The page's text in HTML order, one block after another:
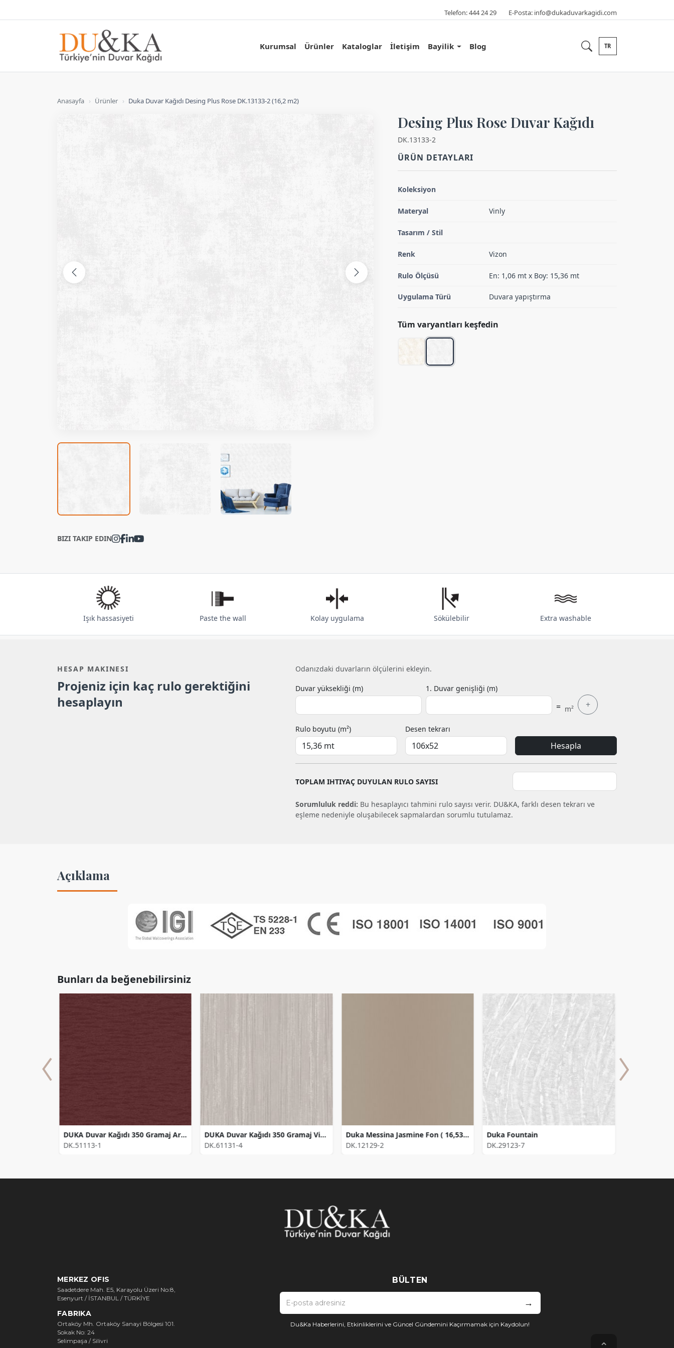
Telefon:444 24 29 E-Posta: info@dukaduvarkagidi.com
Kurumsal Ürünler Kataloglar İletişim Bayilik Blog TR
Anasayfa › Ürünler › Duka Duvar Kağıdı Desing Plus Rose DK.13133-2 (16,2 m2)
BIZI TAKIP EDIN
Desing Plus Rose Duvar Kağıdı
DK.13133-2
ÜRÜN DETAYLARI
Koleksiyon
Materyal Vinly
Tasarım / Stil
Renk Vizon
Rulo Ölçüsü En: 1,06 mt x Boy: 15,36 mt
Uygulama Türü Duvara yapıştırma
Tüm varyantları keşfedin
Işık hassasiyeti Paste the wall Kolay uygulama Sökülebilir Extra washable
HESAP MAKINESI
Projeniz için kaç rulo gerektiğini
hesaplayın
Odanızdaki duvarların ölçülerini ekleyin.
Duvar yüksekliği (m) 1. Duvar genişliği (m)
= m² +
Rulo boyutu (m²) Desen tekrarı
Hesapla
TOPLAM IHTIYAÇ DUYULAN RULO SAYISI
Sorumluluk reddi: Bu hesaplayıcı tahmini rulo sayısı verir. DU&KA, farklı desen tekrarı ve
eşleme nedeniyle oluşabilecek sapmalardan sorumlu tutulamaz.
Açıklama
Bunları da beğenebilirsiniz
DUKA Duvar Kağıdı 350 Gramaj Aria Magnolia Fon DK.51113-1 Kaplama Alanı (10,6 m2)
DK.51113-1
DUKA Duvar Kağıdı 350 Gramaj Vicenza Ramoscello Fon DK.61131-4 Kaplama Alanı (10,6m2)
DK.61131-4
Duka Messina Jasmine Fon ( 16,536 m2 )
DK.12129-2
Duka Fountain
DK.29123-7
MERKEZ OFIS
Saadetdere Mah. E5, Karayolu Üzeri No:8,
Esenyurt / İSTANBUL / TÜRKİYE
FABRIKA
Ortaköy Mh. Ortaköy Sanayi Bölgesi 101.
Sokak No: 24
Selimpaşa / Silivri
BÜLTEN
→
Du&Ka Haberlerini, Etkinliklerini ve Güncel Gündemini Kaçırmamak için Kaydolun!